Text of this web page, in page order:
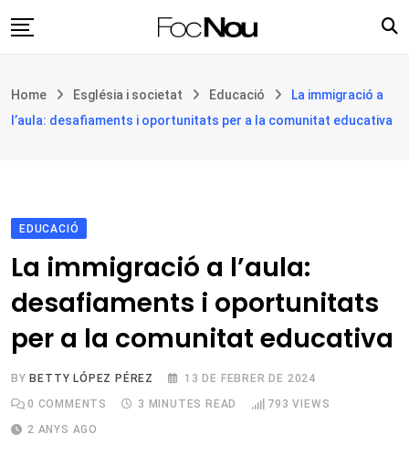
to
Filosofia i teologia
Botiga
Home Església i societat Educació
La immigració a
l’aula: desafiaments i oportunitats per a la comunitat educativa
EDUCACIÓ
La immigració a l’aula:
desafiaments i oportunitats
per a la comunitat educativa
BY BETTY LÓPEZ PÉREZ
13 DE FEBRER DE 2024
0 COMMENTS 3 MINUTES READ 793 VIEWS
2 ANYS AGO